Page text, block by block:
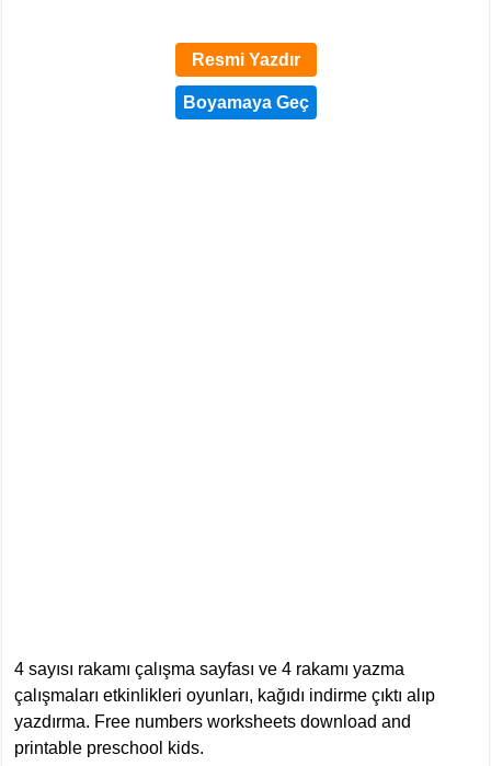
Resmi Yazdır
4 sayısı rakamı çalışma sayfası ve 4 rakamı yazma
çalışmaları etkinlikleri oyunları, kağıdı indirme çıktı alıp
yazdırma. Free numbers worksheets download and
printable preschool kids.